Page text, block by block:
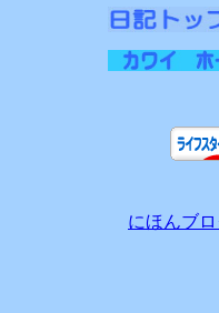
にほんブ